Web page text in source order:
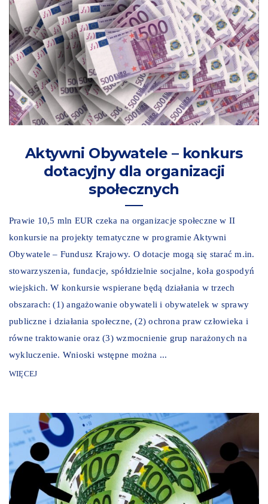
Aktywni Obywatele – konkurs
dotacyjny dla organizacji
społecznych
Prawie 10,5 mln EUR czeka na organizacje społeczne w II
konkursie na projekty tematyczne w programie Aktywni
Obywatele – Fundusz Krajowy. O dotacje mogą się starać m.in.
stowarzyszenia, fundacje, spółdzielnie socjalne, koła gospodyń
wiejskich. W konkursie wspierane będą działania w trzech
obszarach: (1) angażowanie obywateli i obywatelek w sprawy
publiczne i działania społeczne, (2) ochrona praw człowieka i
równe traktowanie oraz (3) wzmocnienie grup narażonych na
wykluczenie. Wnioski wstępne można ...
WIĘCEJ